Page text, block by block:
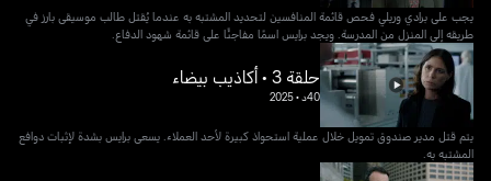
يجب على برادي وريلي فحص قائمة المنافسين لتحديد المشتبه به عندما يُقتل طالب موسيقى بارز في
طريقه إلى المنزل من المدرسة. ويجد برايس اسمًا مفاجئًا على قائمة شهود الدفاع.
حلقة 3 • أكاذيب بيضاء
40د •
2025
يتم قتل مدير صندوق تمويل خلال عملية استحواذ كبيرة لأحد العملاء. يسعى برايس بشدة لإثبات دوافع
المشتبه به.